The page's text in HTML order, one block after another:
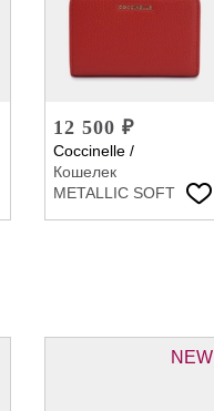
12 500 ₽
Coccinelle /
Кошелек
METALLIC SOFT
NEW